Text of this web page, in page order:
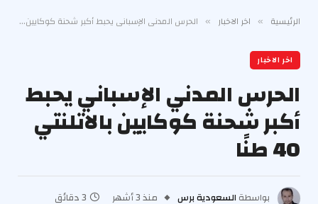
الرئيسية » اخر الاخبار » الحرس المدني الإسباني يحبط أكبر شحنة كوكايين بالاتلنتي 40 طنًا
اخر الاخبار
الحرس المدني الإسباني يحبط
أكبر شحنة كوكايين بالاتلنتي
40 طنًا
بواسطة السعودية برس منذ 3 أشهر
3 دقائق